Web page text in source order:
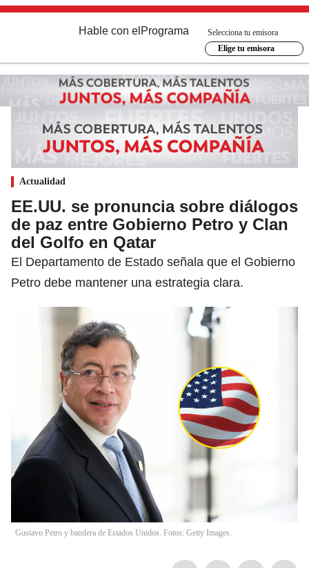
Hable con el Programa
Selecciona tu emisora
Elige tu emisora
Actualidad
EE.UU. se pronuncia sobre diálogos
de paz entre Gobierno Petro y Clan
del Golfo en Qatar
El Departamento de Estado señala que el Gobierno
Petro debe mantener una estrategia clara.
Gustavo Petro y bandera de Estados Unidos. Fotos: Getty Images.